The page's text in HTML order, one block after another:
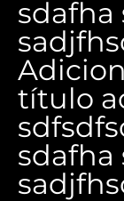
sdafha
título
sdafha